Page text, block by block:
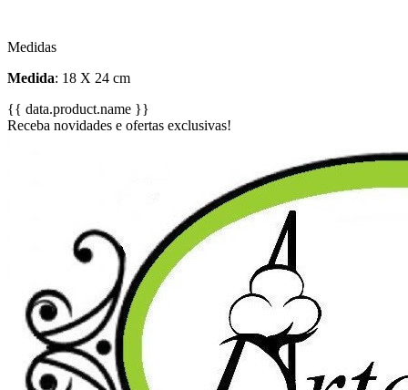
Medidas
Medida: 18 X 24 cm
{{ data.product.name }}
Receba novidades e ofertas exclusivas!